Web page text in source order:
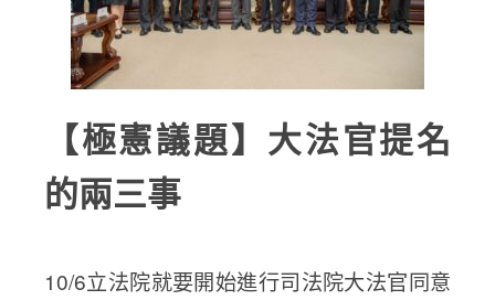
【極憲議題】大法官提名
的兩三事
10/6立法院就要開始進行司法院大法官同意